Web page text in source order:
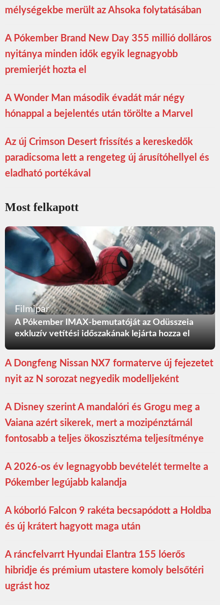
mélységekbe merült az Ahsoka folytatásában
A Pókember Brand New Day 355 millió dolláros
nyitánya minden idők egyik legnagyobb
premierjét hozta el
A Wonder Man második évadát már négy
hónappal a bejelentés után törölte a Marvel
Az új Crimson Desert frissítés a kereskedők
paradicsoma lett a rengeteg új árusítóhellyel és
eladható portékával
Most felkapott
Filmipar
A Pókember IMAX-bemutatóját az Odüsszeia
exkluzív vetítési időszakának lejárta hozza el
A Dongfeng Nissan NX7 formaterve új fejezetet
nyit az N sorozat negyedik modelljeként
A Disney szerint A mandalóri és Grogu meg a
Vaiana azért sikerek, mert a mozipénztárnál
fontosabb a teljes ökoszisztéma teljesítménye
A 2026-os év legnagyobb bevételét termelte a
Pókember legújabb kalandja
A kóborló Falcon 9 rakéta becsapódott a Holdba
és új krátert hagyott maga után
A ráncfelvarrt Hyundai Elantra 155 lóerős
hibridje és prémium utastere komoly belsőtéri
ugrást hoz